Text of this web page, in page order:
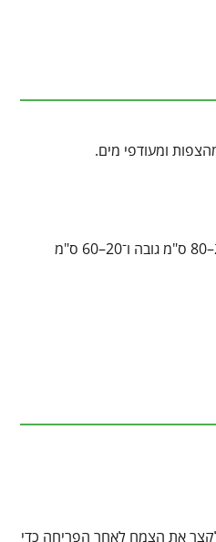
ומעודפי מים.
בהתאם למין ולזן, בדרך כלל 20–80 ס"מ גובה ו־20–60 ס"מ
את הצמח לאחר הפריחה כדי